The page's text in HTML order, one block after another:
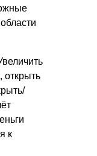
открыть
к